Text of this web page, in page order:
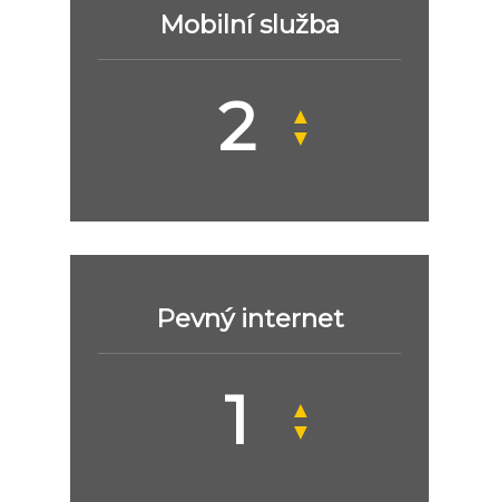
Mobilní služba
▲
▼
Pevný internet
▲
▼